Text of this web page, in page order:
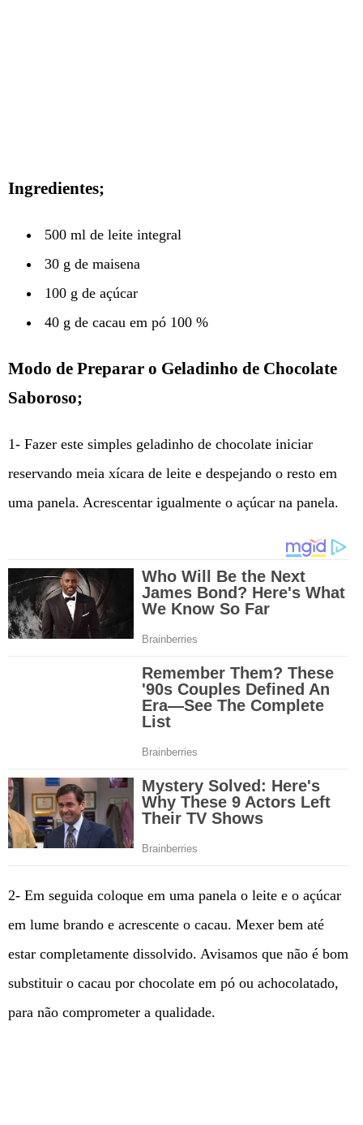
Ingredientes;
500 ml de leite integral
30 g de maisena
100 g de açúcar
40 g de cacau em pó 100 %
Modo de Preparar o Geladinho de Chocolate
Saboroso;
1- Fazer este simples geladinho de chocolate iniciar
reservando meia xícara de leite e despejando o resto em
uma panela. Acrescentar igualmente o açúcar na panela.
2- Em seguida coloque em uma panela o leite e o açúcar
em lume brando e acrescente o cacau. Mexer bem até
estar completamente dissolvido. Avisamos que não é bom
substituir o cacau por chocolate em pó ou achocolatado,
para não comprometer a qualidade.